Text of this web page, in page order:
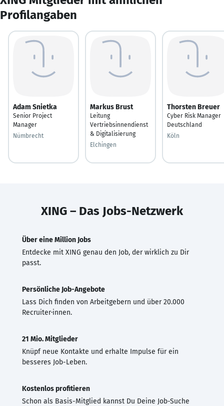
Profilangaben
Adam Snietka
Senior Project
Manager
Nümbrecht
Markus Brust
Leitung
Vertriebsinnendienst
& Digitalisierung
Elchingen
Thorsten Breuer
Cyber Risk Manager
Deutschland
Köln
XING – Das Jobs-Netzwerk
Über eine Million Jobs
Entdecke mit XING genau den Job, der wirklich zu Dir
passt.
Persönliche Job-Angebote
Lass Dich finden von Arbeitgebern und über 20.000
Recruiter·innen.
21 Mio. Mitglieder
Knüpf neue Kontakte und erhalte Impulse für ein
besseres Job-Leben.
Kostenlos profitieren
Schon als Basis-Mitglied kannst Du Deine Job-Suche